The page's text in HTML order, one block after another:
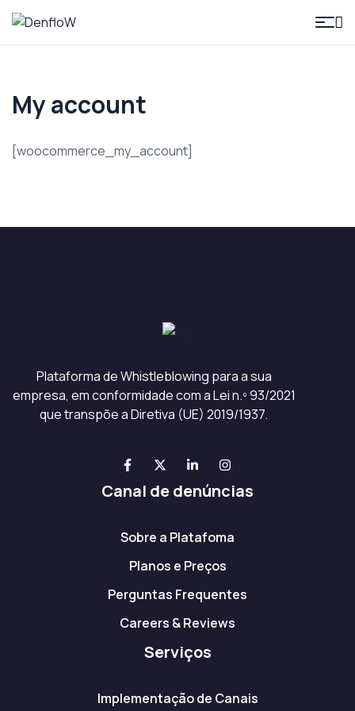
DenfloW
My account
[woocommerce_my_account]
Plataforma de Whistleblowing para a sua
empresa, em conformidade com a Lei n.º 93/2021
que transpõe a Diretiva (UE) 2019/1937.
Canal de denúncias
Sobre a Platafoma
Planos e Preços
Perguntas Frequentes
Careers & Reviews
Serviços
Implementação de Canais